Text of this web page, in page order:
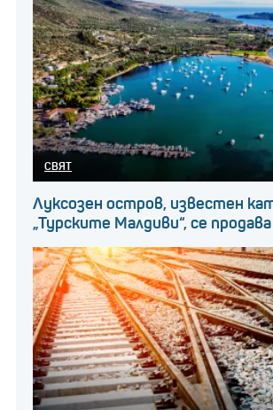
СВЯТ
Луксозен остров, известен
„Турските Малдиви“, се продава